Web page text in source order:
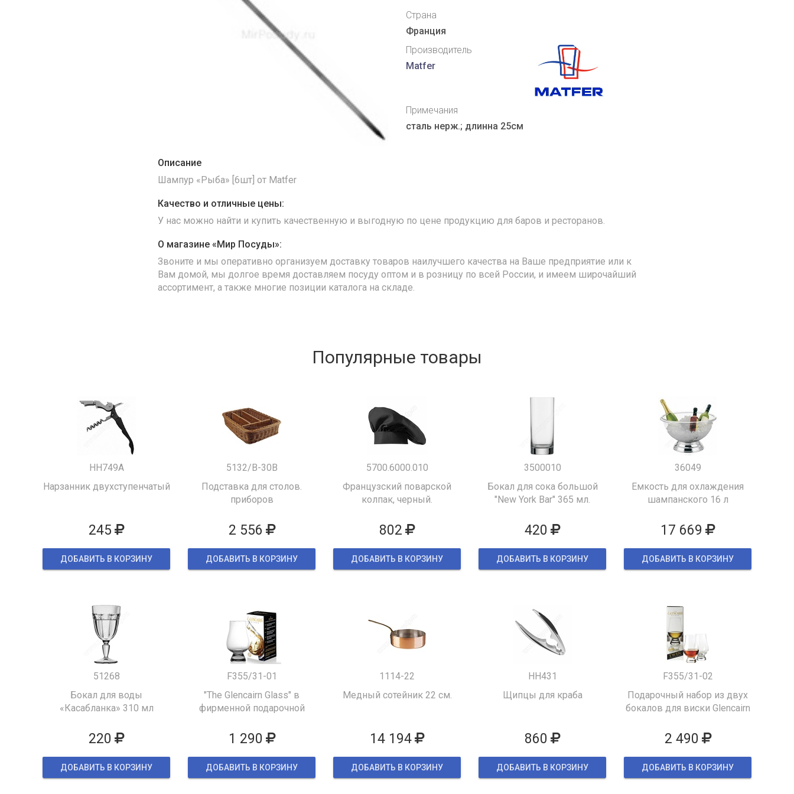
Страна
Франция
Производитель
Matfer
Примечания
сталь нерж.; длинна 25см
Описание
Шампур «Рыба» [6шт] от Matfer
Качество и отличные цены:
У нас можно найти и купить качественную и выгодную по цене продукцию для баров и ресторанов.
О магазине «Мир Посуды»:
Звоните и мы оперативно организуем доставку товаров наилучшего качества на Ваше предприятие или к
Вам домой, мы долгое время доставляем посуду оптом и в розницу по всей России, и имеем широчайший
ассортимент, а также многие позиции каталога на складе.
Популярные товары
HH749A
Нарзанник двухступенчатый
245
ДОБАВИТЬ В КОРЗИНУ
5132/B-30B
Подставка для столов.
приборов
2 556
ДОБАВИТЬ В КОРЗИНУ
5700.6000.010
Французский поварской
колпак, черный.
802
ДОБАВИТЬ В КОРЗИНУ
3500010
Бокал для сока большой
"New York Bar" 365 мл.
420
ДОБАВИТЬ В КОРЗИНУ
36049
Емкость для охлаждения
шампанского 16 л
17 669
ДОБАВИТЬ В КОРЗИНУ
51268
Бокал для воды
«Касабланка» 310 мл
220
ДОБАВИТЬ В КОРЗИНУ
F355/31-01
"The Glencairn Glass" в
фирменной подарочной
1 290
ДОБАВИТЬ В КОРЗИНУ
1114-22
Медный сотейник 22 см.
14 194
ДОБАВИТЬ В КОРЗИНУ
HH431
Щипцы для краба
860
ДОБАВИТЬ В КОРЗИНУ
F355/31-02
Подарочный набор из двух
бокалов для виски Glencairn
2 490
ДОБАВИТЬ В КОРЗИНУ